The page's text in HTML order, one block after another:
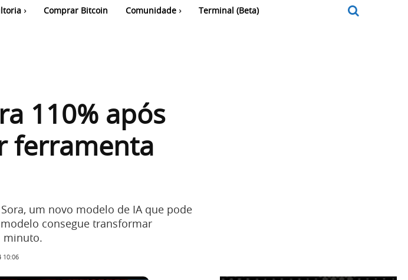
Comprar Bitcoin Comunidade Terminal (Beta)
110% após
ferramenta
um novo modelo de IA que pode
consegue transformar
minuto.
10:06